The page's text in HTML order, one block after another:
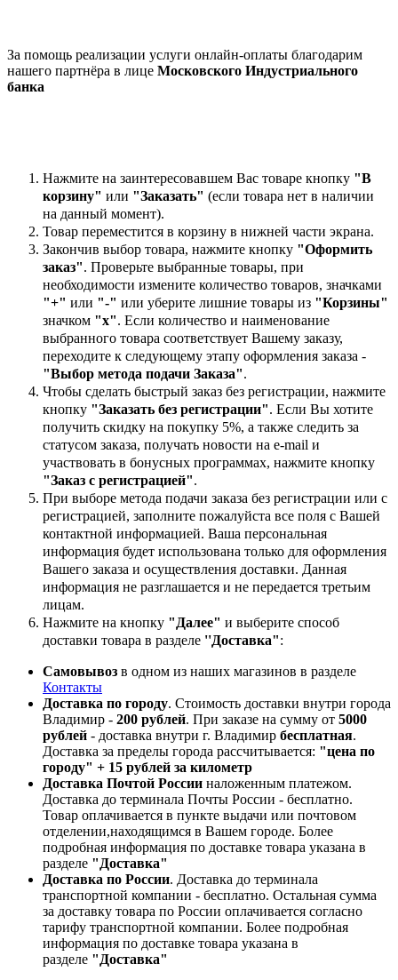
За помощь реализации услуги онлайн-оплаты благодарим
нашего партнёра в лице Московского Индустриального
банка
Нажмите на заинтересовавшем Вас товаре кнопку "В
корзину" или "Заказать" (если товара нет в наличии
на данный момент).
Товар переместится в корзину в нижней части экрана.
Закончив выбор товара, нажмите кнопку "Оформить
заказ". Проверьте выбранные товары, при
необходимости измените количество товаров, значками
"+" или "-" или уберите лишние товары из "Корзины"
значком "х". Если количество и наименование
выбранного товара соответствует Вашему заказу,
переходите к следующему этапу оформления заказа -
"Выбор метода подачи Заказа".
Чтобы сделать быстрый заказ без регистрации, нажмите
кнопку "Заказать без регистрации". Если Вы хотите
получить скидку на покупку 5%, а также следить за
статусом заказа, получать новости на e-mail и
участвовать в бонусных программах, нажмите кнопку
"Заказ с регистрацией".
При выборе метода подачи заказа без регистрации или с
регистрацией, заполните пожалуйста все поля с Вашей
контактной информацией. Ваша персональная
информация будет использована только для оформления
Вашего заказа и осуществления доставки. Данная
информация не разглашается и не передается третьим
лицам.
Нажмите на кнопку "Далее" и выберите способ
доставки товара в разделе ''Доставка":
Самовывоз в одном из наших магазинов в разделе
Контакты
Доставка по городу. Стоимость доставки внутри города
Владимир - 200 рублей. При заказе на сумму от 5000
рублей - доставка внутри г. Владимир бесплатная.
Доставка за пределы города рассчитывается: "цена по
городу" + 15 рублей за километр
Доставка Почтой России наложенным платежом.
Доставка до терминала Почты России - бесплатно.
Товар оплачивается в пункте выдачи или почтовом
отделении,находящимся в Вашем городе. Более
подробная информация по доставке товара указана в
разделе "Доставка"
Доставка по России. Доставка до терминала
транспортной компании - бесплатно. Остальная сумма
за доставку товара по России оплачивается согласно
тарифу транспортной компании. Более подробная
информация по доставке товара указана в
разделе "Доставка"